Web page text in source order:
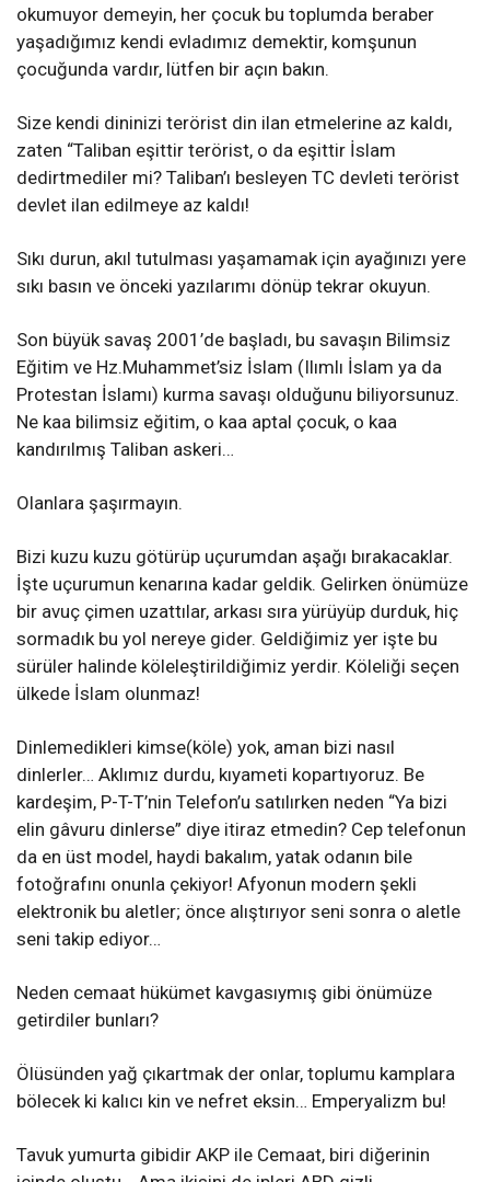
okumuyor demeyin, her çocuk bu toplumda beraber
yaşadığımız kendi evladımız demektir, komşunun
çocuğunda vardır, lütfen bir açın bakın.
Size kendi dininizi terörist din ilan etmelerine az kaldı,
zaten “Taliban eşittir terörist, o da eşittir İslam
dedirtmediler mi? Taliban’ı besleyen TC devleti terörist
devlet ilan edilmeye az kaldı!
Sıkı durun, akıl tutulması yaşamamak için ayağınızı yere
sıkı basın ve önceki yazılarımı dönüp tekrar okuyun.
Son büyük savaş 2001’de başladı, bu savaşın Bilimsiz
Eğitim ve Hz.Muhammet’siz İslam (Ilımlı İslam ya da
Protestan İslamı) kurma savaşı olduğunu biliyorsunuz.
Ne kaa bilimsiz eğitim, o kaa aptal çocuk, o kaa
kandırılmış Taliban askeri…
Olanlara şaşırmayın.
Bizi kuzu kuzu götürüp uçurumdan aşağı bırakacaklar.
İşte uçurumun kenarına kadar geldik. Gelirken önümüze
bir avuç çimen uzattılar, arkası sıra yürüyüp durduk, hiç
sormadık bu yol nereye gider. Geldiğimiz yer işte bu
sürüler halinde köleleştirildiğimiz yerdir. Köleliği seçen
ülkede İslam olunmaz!
Dinlemedikleri kimse(köle) yok, aman bizi nasıl
dinlerler… Aklımız durdu, kıyameti kopartıyoruz. Be
kardeşim, P-T-T’nin Telefon’u satılırken neden “Ya bizi
elin gâvuru dinlerse” diye itiraz etmedin? Cep telefonun
da en üst model, haydi bakalım, yatak odanın bile
fotoğrafını onunla çekiyor! Afyonun modern şekli
elektronik bu aletler; önce alıştırıyor seni sonra o aletle
seni takip ediyor…
Neden cemaat hükümet kavgasıymış gibi önümüze
getirdiler bunları?
Ölüsünden yağ çıkartmak der onlar, toplumu kamplara
bölecek ki kalıcı kin ve nefret eksin… Emperyalizm bu!
Tavuk yumurta gibidir AKP ile Cemaat, biri diğerinin